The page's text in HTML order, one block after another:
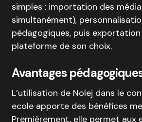
simples : importation des
simultanément),
pédagogiques, puis exportation
plateforme de son choix.
Avantages
L’utilisation de Nolej dans le
ecole apporte des bénéfices
Premièrement, elle permet aux